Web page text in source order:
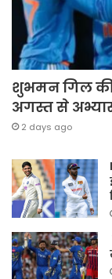
शुभमन गिल की
अगस्त से
2 days ago